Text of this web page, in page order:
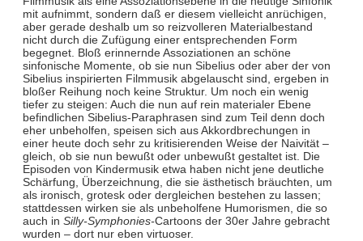
mit aufnimmt, sondern daß er diesem vielleicht anrüchigen,
aber gerade deshalb um so reizvolleren Materialbestand
nicht durch die Zufügung einer entsprechenden Form
begegnet. Bloß erinnernde Assoziationen an schöne
sinfonische Momente, ob sie nun Sibelius oder aber der von
Sibelius inspirierten Filmmusik abgelauscht sind, ergeben in
bloßer Reihung noch keine Struktur. Um noch ein wenig
tiefer zu steigen: Auch die nun auf rein materialer Ebene
befindlichen Sibelius-Paraphrasen sind zum Teil denn doch
eher unbeholfen, speisen sich aus Akkordbrechungen in
einer heute doch sehr zu kritisierenden Weise der Naivität –
gleich, ob sie nun bewußt oder unbewußt gestaltet ist. Die
Episoden von Kindermusik etwa haben nicht jene deutliche
Schärfung, Überzeichnung, die sie ästhetisch bräuchten, um
als ironisch, grotesk oder dergleichen bestehen zu lassen;
stattdessen wirken sie als unbeholfene Humorismen, die so
auch in Silly-Symphonies-Cartoons der 30er Jahre gebracht
wurden – dort nur eben virtuoser.